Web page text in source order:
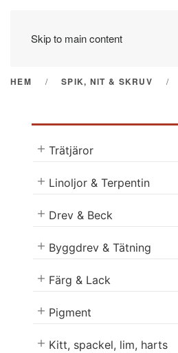
Skip to main content
HEM SPIK, NIT & SKRUV
Trätjäror
Linoljor & Terpentin
Drev & Beck
Byggdrev & Tätning
Färg & Lack
Pigment
Kitt, spackel, lim, harts